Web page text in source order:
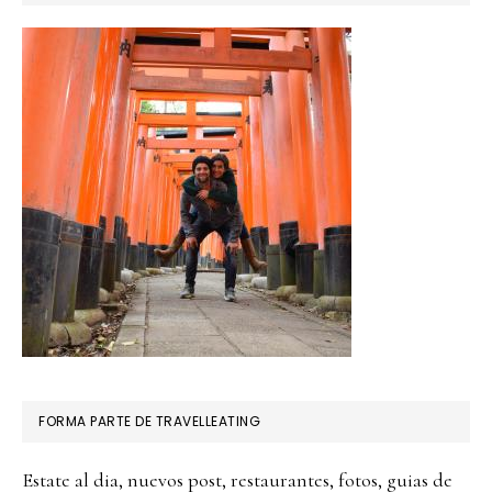
FORMA PARTE DE TRAVELLEATING
Estate al dia, nuevos post, restaurantes, fotos, guias de